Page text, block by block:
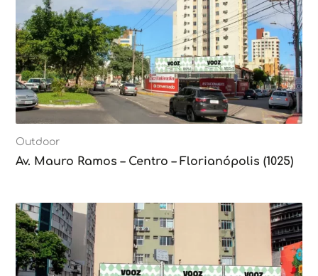
Outdoor
Av. Mauro Ramos – Centro – Florianópolis (1025)